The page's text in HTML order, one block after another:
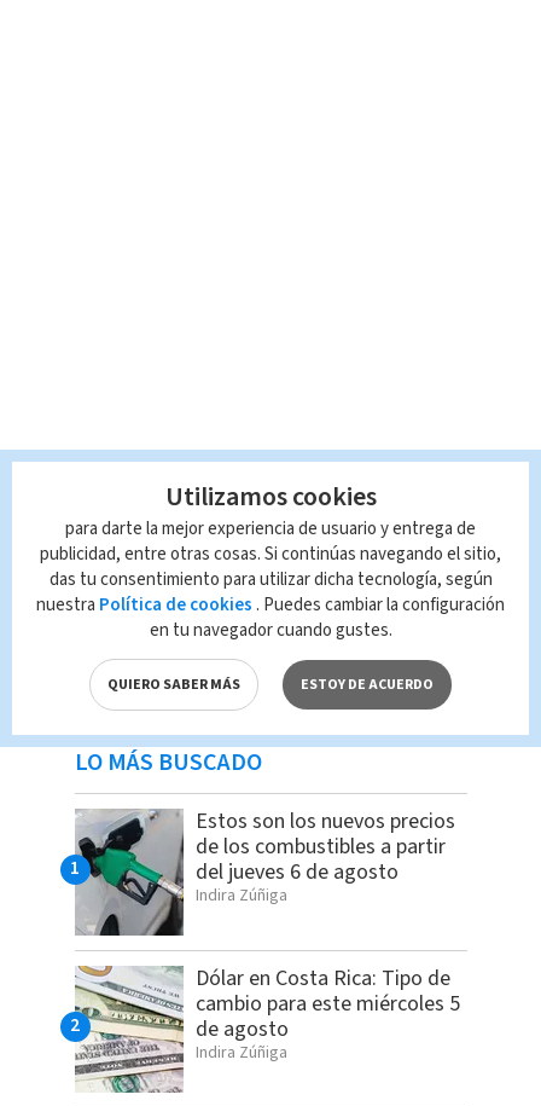
LO MÁS BUSCADO
Estos son los nuevos precios
de los combustibles a partir
del jueves 6 de agosto
Indira Zúñiga
Dólar en Costa Rica: Tipo de
cambio para este miércoles 5
de agosto
Indira Zúñiga
Utilizamos cookies
para darte la mejor experiencia de usuario y entrega de
publicidad, entre otras cosas. Si continúas navegando el sitio,
das tu consentimiento para utilizar dicha tecnología, según
nuestra Política de cookies . Puedes cambiar la configuración
en tu navegador cuando gustes.
QUIERO SABER MÁS ESTOY DE ACUERDO